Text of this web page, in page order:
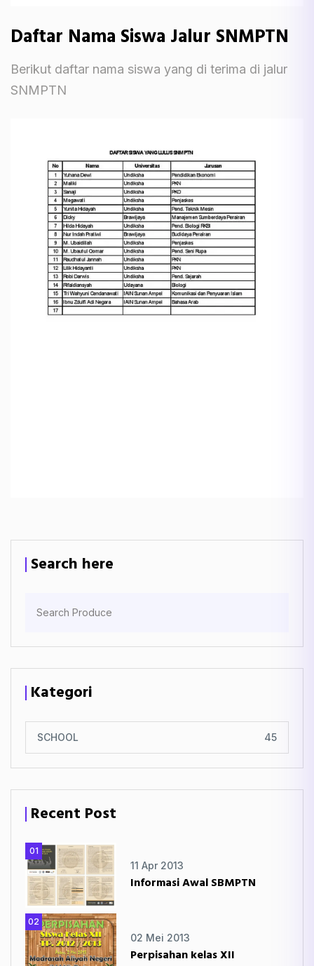
Daftar Nama Siswa Jalur SNMPTN
Berikut daftar nama siswa yang di terima di jalur
SNMPTN
Search here
Kategori
SCHOOL 45
Recent Post
01
11 Apr 2013
Informasi Awal SBMPTN
02
02 Mei 2013
Perpisahan kelas XII